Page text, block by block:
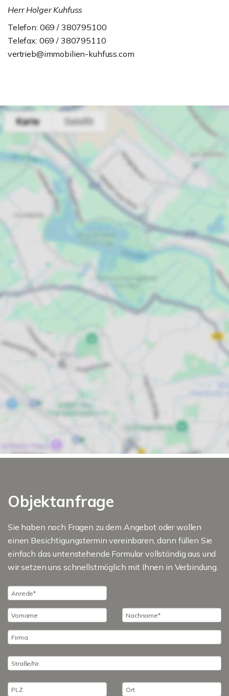
Herr Holger Kuhfuss
Telefon: 069 / 380795100
Telefax: 069 / 380795110
vertrieb@immobilien-kuhfuss.com
Objektanfrage
Sie haben noch Fragen zu dem Angebot oder wollen
einen Besichtigungstermin vereinbaren, dann füllen Sie
einfach das untenstehende Formular vollständig aus und
wir setzen uns schnellstmöglich mit Ihnen in Verbindung.